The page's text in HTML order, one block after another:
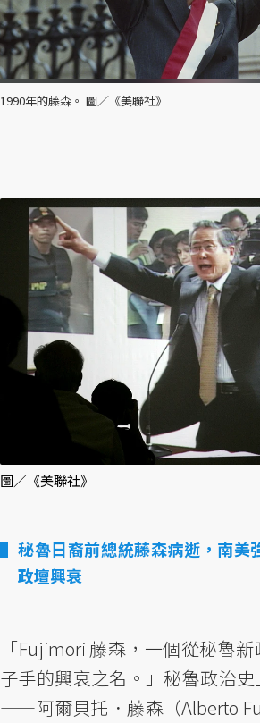
1990年的藤森。 圖／《美聯社》
圖／《美聯社》
秘魯日裔前總統藤森病逝，南
政壇興衰
「Fujimori 藤森，一個從秘魯
子手的興衰之名。」秘魯政治
——阿爾貝托．藤森（Alberto